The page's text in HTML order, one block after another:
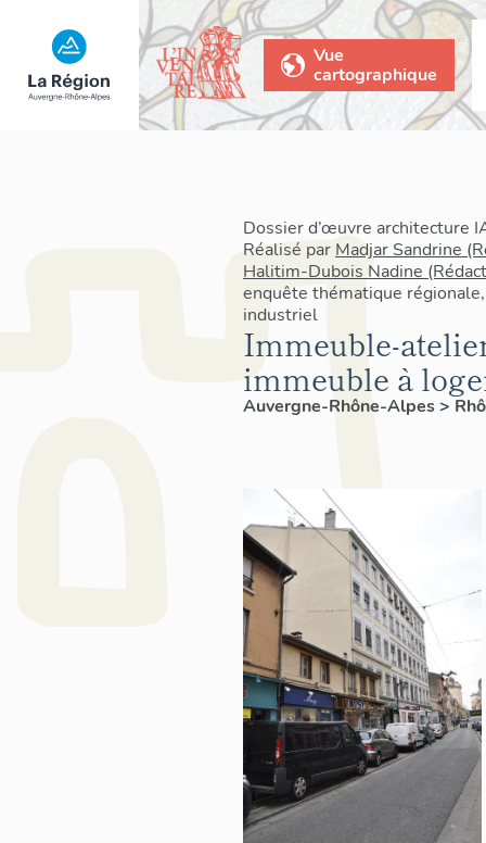
Vue
cartographique
Dossier d’œuvre architecture
Réalisé par Madjar Sandrine
Halitim-Dubois Nadine
enquête thématique
industriel
Immeuble-
immeuble à
Auvergne-Rhône-Alpes>